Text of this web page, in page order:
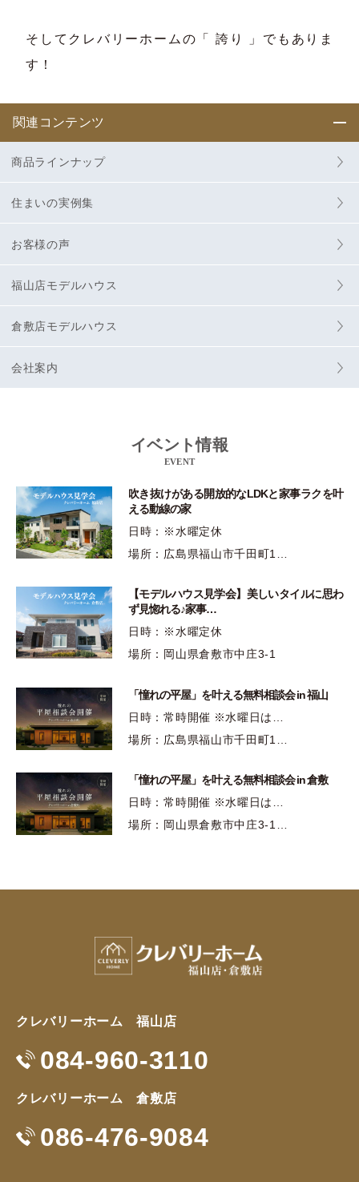
そしてクレバリーホームの「 誇り 」でもありま
す！
関連コンテンツ
商品ラインナップ
住まいの実例集
お客様の声
福山店モデルハウス
倉敷店モデルハウス
会社案内
イベント情報
EVENT
吹き抜けがある開放的なLDKと家事ラクを叶
える動線の家
日時：※水曜定休
場所：広島県福山市千田町1…
【モデルハウス見学会】美しいタイルに思わ
ず見惚れる♪家事…
日時：※水曜定休
場所：岡山県倉敷市中庄3-1
「憧れの平屋」を叶える無料相談会 in 福山
日時：常時開催 ※水曜日は…
場所：広島県福山市千田町1…
「憧れの平屋」を叶える無料相談会 in 倉敷
日時：常時開催 ※水曜日は…
場所：岡山県倉敷市中庄3-1…
クレバリーホーム 福山店
084-960-3110
クレバリーホーム 倉敷店
086-476-9084